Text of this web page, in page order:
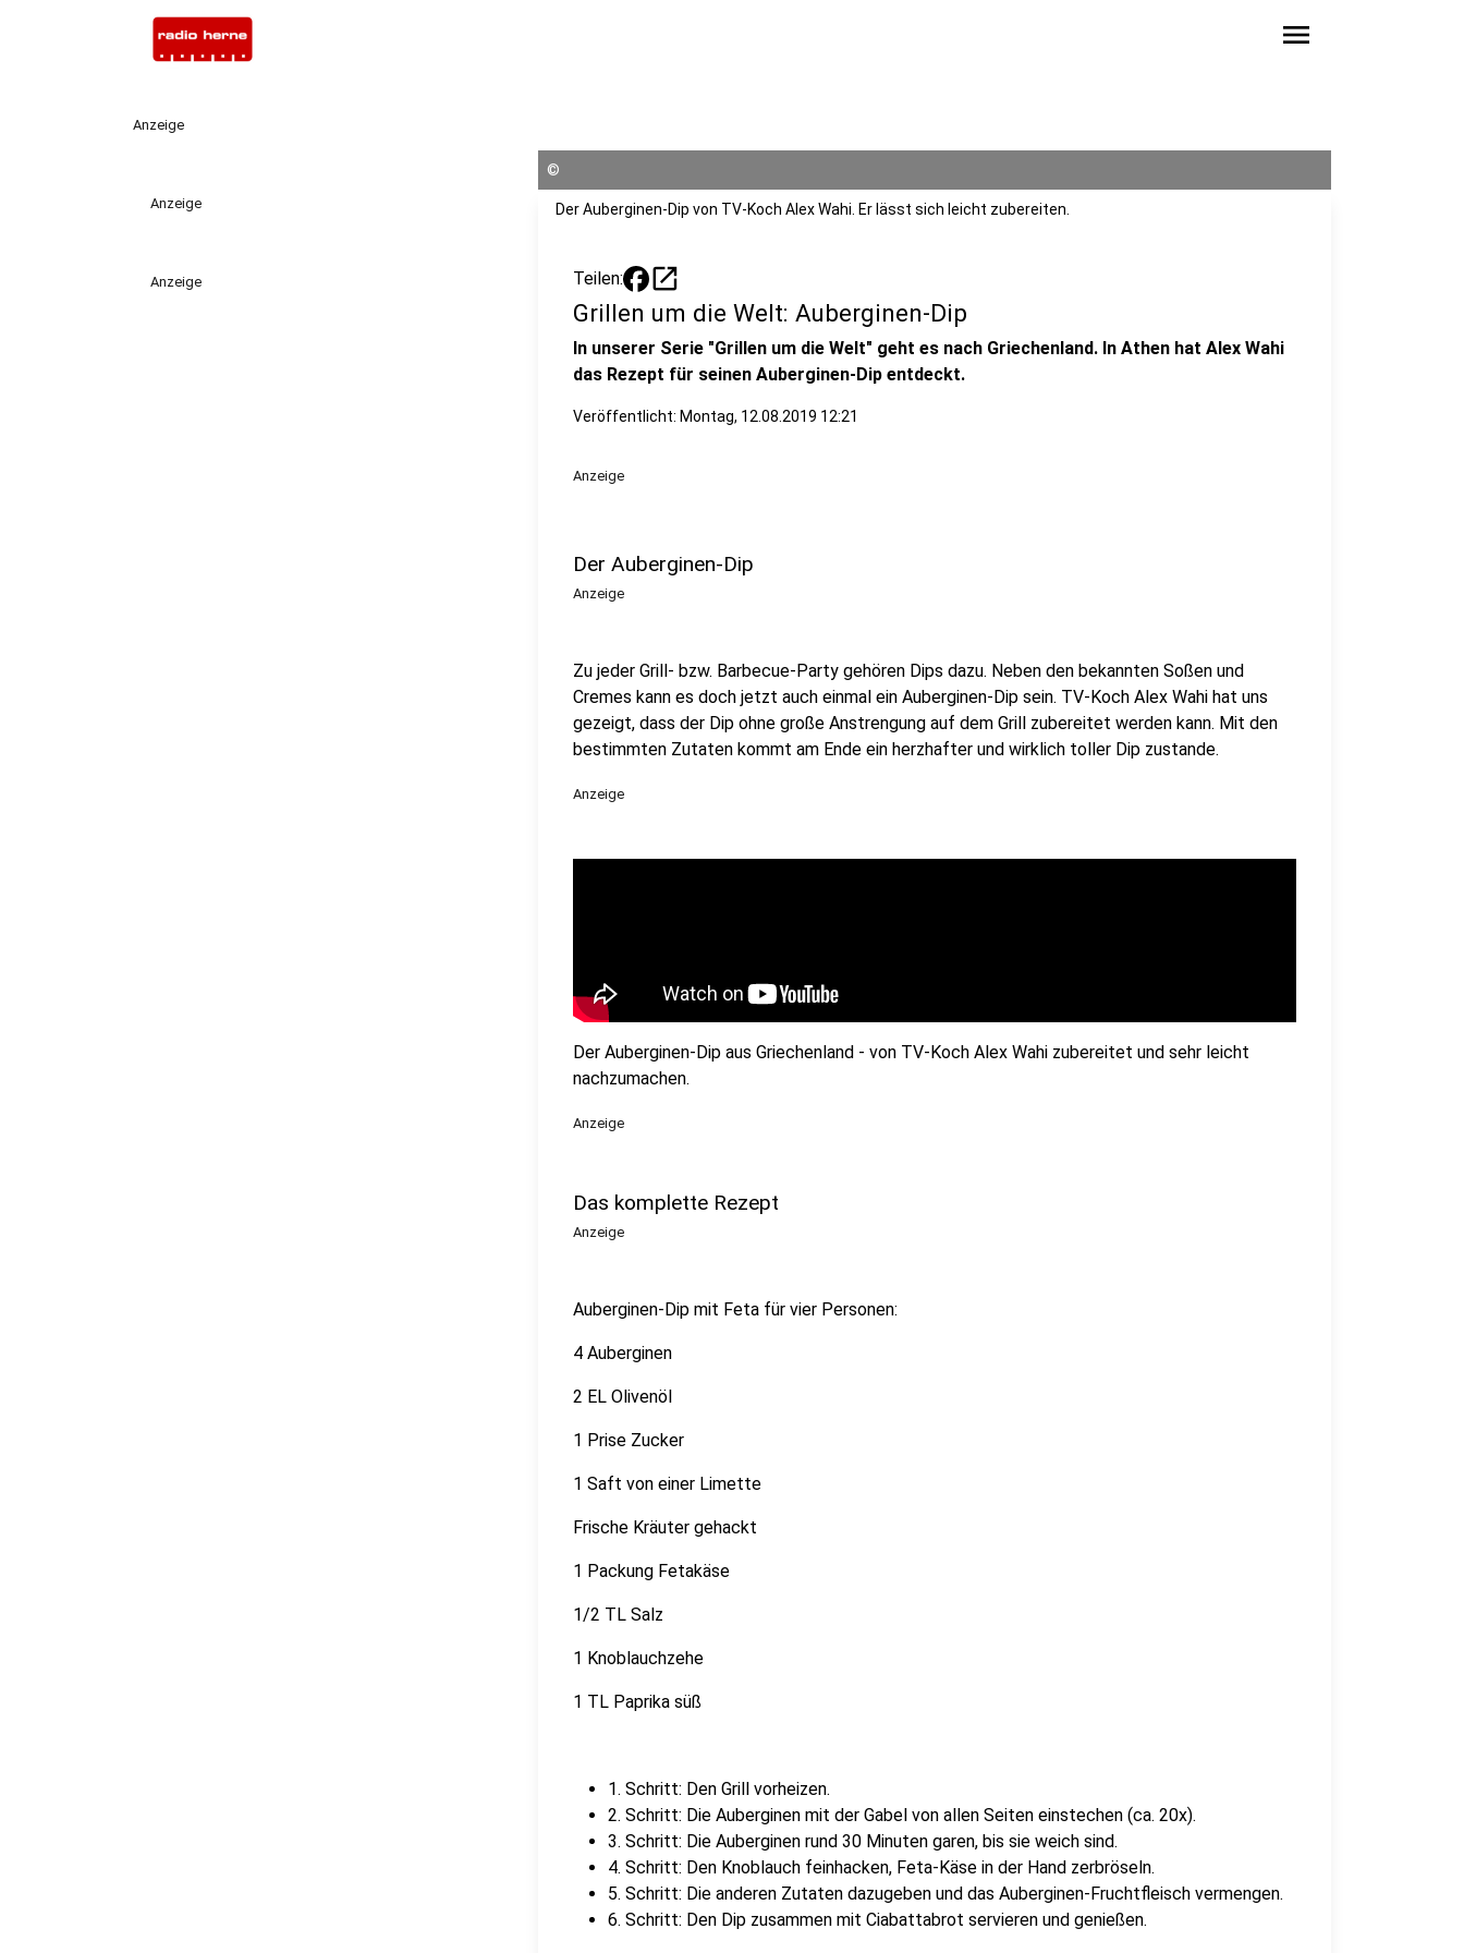
menu
Anzeige
Anzeige
Anzeige
©
Der Auberginen-Dip von TV-Koch Alex Wahi. Er lässt sich leicht zubereiten.
Teilen: open_in_new
Grillen um die Welt: Auberginen-Dip
In unserer Serie "Grillen um die Welt" geht es nach Griechenland. In Athen hat Alex Wahi
das Rezept für seinen Auberginen-Dip entdeckt.
Veröffentlicht: Montag, 12.08.2019 12:21
Anzeige
Der Auberginen-Dip
Anzeige
Zu jeder Grill- bzw. Barbecue-Party gehören Dips dazu. Neben den bekannten Soßen und
Cremes kann es doch jetzt auch einmal ein Auberginen-Dip sein. TV-Koch Alex Wahi hat uns
gezeigt, dass der Dip ohne große Anstrengung auf dem Grill zubereitet werden kann. Mit den
bestimmten Zutaten kommt am Ende ein herzhafter und wirklich toller Dip zustande.
Anzeige
Der Auberginen-Dip aus Griechenland - von TV-Koch Alex Wahi zubereitet und sehr leicht
nachzumachen.
Anzeige
Das komplette Rezept
Anzeige
Auberginen-Dip mit Feta für vier Personen:
4 Auberginen
2 EL Olivenöl
1 Prise Zucker
1 Saft von einer Limette
Frische Kräuter gehackt
1 Packung Fetakäse
1/2 TL Salz
1 Knoblauchzehe
1 TL Paprika süß
1. Schritt: Den Grill vorheizen.
2. Schritt: Die Auberginen mit der Gabel von allen Seiten einstechen (ca. 20x).
3. Schritt: Die Auberginen rund 30 Minuten garen, bis sie weich sind.
4. Schritt: Den Knoblauch feinhacken, Feta-Käse in der Hand zerbröseln.
5. Schritt: Die anderen Zutaten dazugeben und das Auberginen-Fruchtfleisch vermengen.
6. Schritt: Den Dip zusammen mit Ciabattabrot servieren und genießen.